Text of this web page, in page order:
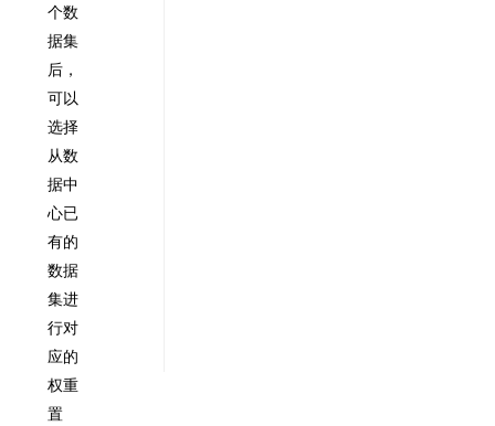
个数
据集
后，
可以
选择
从数
据中
心已
有的
数据
集进
行对
应的
权重
置